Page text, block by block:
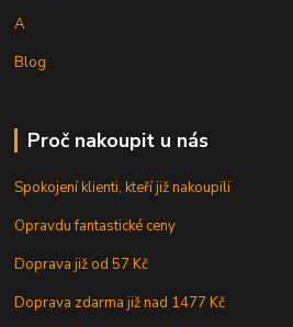
A
Blog
Proč nakoupit u nás
Spokojení klienti, kteří již nakoupili
Opravdu fantastické ceny
Doprava již od 57 Kč
Doprava zdarma již nad 1477 Kč